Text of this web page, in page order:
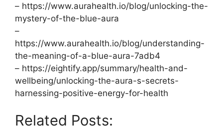
– https://www.aurahealth.io/blog/unlocking-the-
mystery-of-the-blue-aura
–
https://www.aurahealth.io/blog/understanding-
the-meaning-of-a-blue-aura-7adb4
– https://eightify.app/summary/health-and-
wellbeing/unlocking-the-aura-s-secrets-
harnessing-positive-energy-for-health
Related Posts: